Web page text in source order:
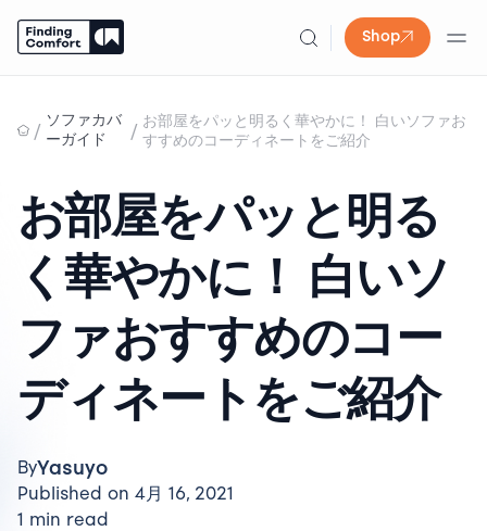
Shop
content
/ ソファカバ
ーガイド
/ お部屋をパッと明るく華やかに！ 白いソファお
すすめのコーディネートをご紹介
お部屋をパッと明る
く華やかに！ 白いソ
ファおすすめのコー
ディネートをご紹介
ByYasuyo
Published on 4月 16, 2021
1 min read